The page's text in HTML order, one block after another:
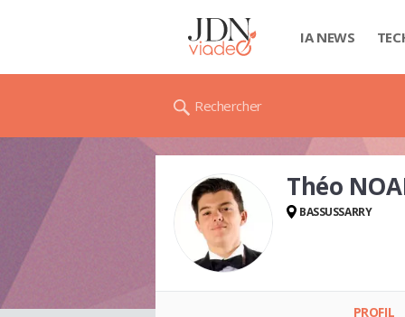
IA NEWS
Rechercher
Théo
BASSUSSARRY
PROFIL